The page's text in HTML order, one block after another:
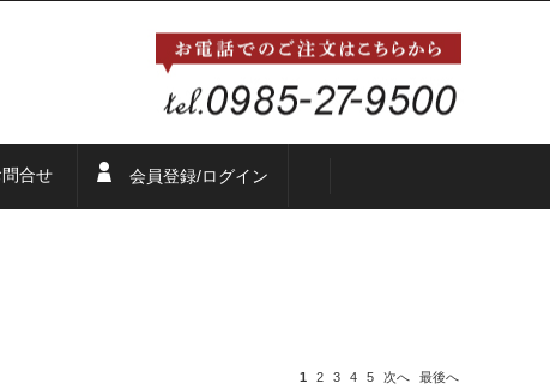
問合せ 会員登録/ログイン
1 2 3 4 5 次へ 最後へ